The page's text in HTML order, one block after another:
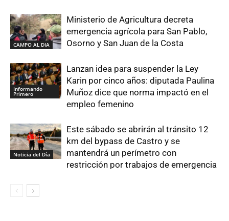
CAMPO AL DIA
Ministerio de Agricultura decreta
emergencia agrícola para San Pablo,
Osorno y San Juan de la Costa
Informando
Primero
Lanzan idea para suspender la Ley
Karin por cinco años: diputada Paulina
Muñoz dice que norma impactó en el
empleo femenino
Noticia del Día
Este sábado se abrirán al tránsito 12
km del bypass de Castro y se
mantendrá un perímetro con
restricción por trabajos de emergencia